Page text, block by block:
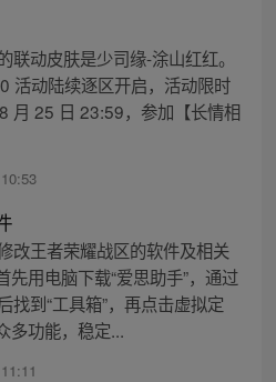
联动皮肤是少司缘-涂山红红。
活动陆续逐区开启，活动限时
月 25 日 23:59，参加【长情相
改王者荣耀战区的软件及相关
用电脑下载“爱思助手”，通过
找到“工具箱”，再点击虚拟定
多功能，稳定...